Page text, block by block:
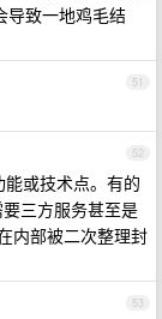
导致一地鸡毛结
51
52
或技术点。有的
三方服务甚至是
内部被二次整理封
53